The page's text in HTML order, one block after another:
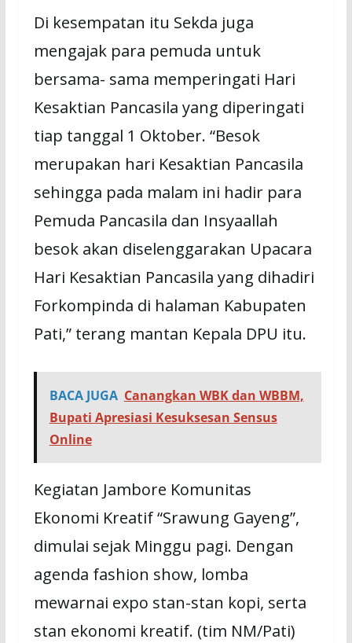
Di kesempatan itu Sekda juga
mengajak para pemuda untuk
bersama- sama memperingati Hari
Kesaktian Pancasila yang diperingati
tiap tanggal 1 Oktober. “Besok
merupakan hari Kesaktian Pancasila
sehingga pada malam ini hadir para
Pemuda Pancasila dan Insyaallah
besok akan diselenggarakan Upacara
Hari Kesaktian Pancasila yang dihadiri
Forkompinda di halaman Kabupaten
Pati,” terang mantan Kepala DPU itu.
BACA JUGA Canangkan WBK dan WBBM,
Bupati Apresiasi Kesuksesan Sensus
Online
Kegiatan Jambore Komunitas
Ekonomi Kreatif “Srawung Gayeng”,
dimulai sejak Minggu pagi. Dengan
agenda fashion show, lomba
mewarnai expo stan-stan kopi, serta
stan ekonomi kreatif. (tim NM/Pati)